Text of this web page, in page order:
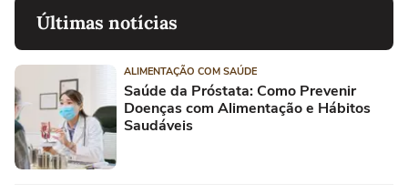
Últimas notícias
ALIMENTAÇÃO COM SAÚDE
Saúde da Próstata: Como Prevenir
Doenças com Alimentação e Hábitos
Saudáveis